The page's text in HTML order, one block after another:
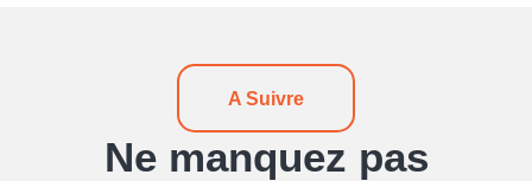
A Suivre
Ne manquez pas